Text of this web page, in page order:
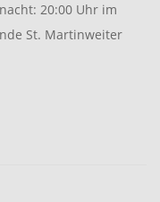
20:00 Uhr im
St. Martinweiter